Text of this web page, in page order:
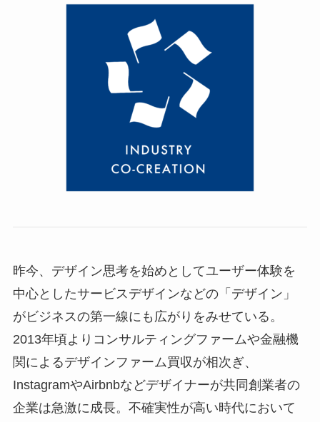
昨今、デザイン思考を始めとしてユーザー体験を
中心としたサービスデザインなどの「デザイン」
がビジネスの第一線にも広がりをみせている。
2013年頃よりコンサルティングファームや金融機
関によるデザインファーム買収が相次ぎ、
InstagramやAirbnbなどデザイナーが共同創業者の
企業は急激に成長。不確実性が高い時代において